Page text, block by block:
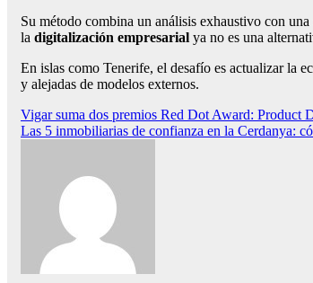
Su método combina un análisis exhaustivo con
la digitalización empresarial ya no es una
En islas como Tenerife, el desafío es actualizar la
y alejadas de modelos externos.
Navegación
de
Vigar suma dos premios Red Dot Award: Product
Las 5 inmobiliarias de confianza en la Cerdanya: